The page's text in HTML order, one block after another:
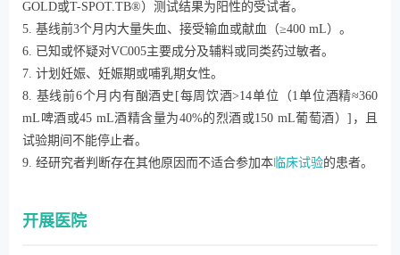
GOLD或T-SPOT.TB®）测试结果为阳性的受试者。
5. 基线前3个月内大量失血、接受输血或献血（≥400 mL）。
6. 已知或怀疑对VC005主要成分及辅料或同类药过敏者。
7. 计划妊娠、妊娠期或哺乳期女性。
8. 基线前6个月内有酗酒史[每周饮酒>14单位（1单位酒精≈360
mL啤酒或45 mL酒精含量为40%的烈酒或150 mL葡萄酒）]，且
试验期间不能停止者。
9. 经研究者判断存在其他原因而不适合参加本 临床试验的患者。
开展医院